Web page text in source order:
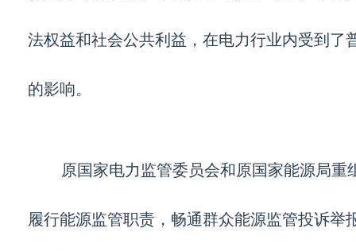
法权益和社会公共利益，在电力行业内受到了
的影响。
原国家电力监管委员会和原国家能源局重
履行能源监管职责，畅通群众能源监管投诉举